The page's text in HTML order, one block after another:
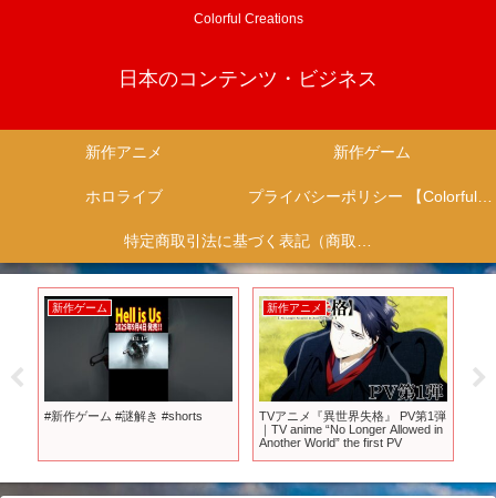
Colorful Creations
日本のコンテンツ・ビジネス
新作アニメ 新作ゲーム
ホロライブ プライバシーポリシー 【Colorful Creation】
特定商取引法に基づく表記（商取引に関する開示）
新作ゲーム
#新作ゲーム #謎解き #shorts
新作アニメ
TVアニメ『異世界失格』 PV第1弾
｜TV anime “No Longer Allowed in
Another World” the first PV